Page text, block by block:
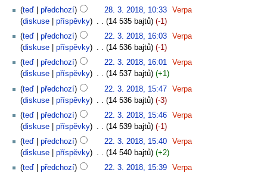
teď
předchozí 28. 3. 2018, 10:33
Verpa
diskuse
příspěvky 14 535 bajtů
-1
teď
předchozí 22. 3. 2018, 16:03
Verpa
diskuse
příspěvky 14 536 bajtů
-1
teď
předchozí 22. 3. 2018, 16:01
Verpa
diskuse
příspěvky 14 537 bajtů
+1
teď
předchozí 22. 3. 2018, 15:47
Verpa
diskuse
příspěvky 14 536 bajtů
-3
teď
předchozí 22. 3. 2018, 15:46
Verpa
diskuse
příspěvky 14 539 bajtů
-1
teď
předchozí 22. 3. 2018, 15:40
Verpa
diskuse
příspěvky 14 540 bajtů
+2
teď
předchozí 22. 3. 2018, 15:39
Verpa